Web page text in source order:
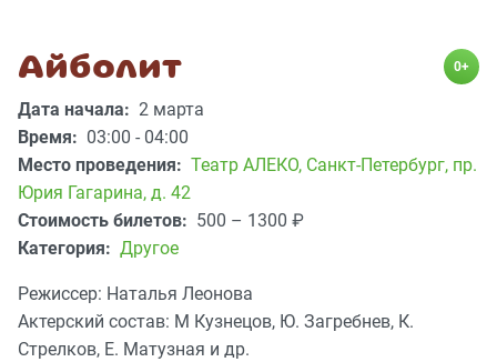
Айболит 0+
Дата начала: 2 марта
Время: 03:00 - 04:00
Место проведения: Театр АЛЕКО, Санкт-Петербург, пр.
Юрия Гагарина, д. 42
Стоимость билетов: 500 – 1300 ₽
Категория: Другое
Режиссер: Наталья Леонова
Актерский состав: М Кузнецов, Ю. Загребнев, К.
Стрелков, Е. Матузная и др.